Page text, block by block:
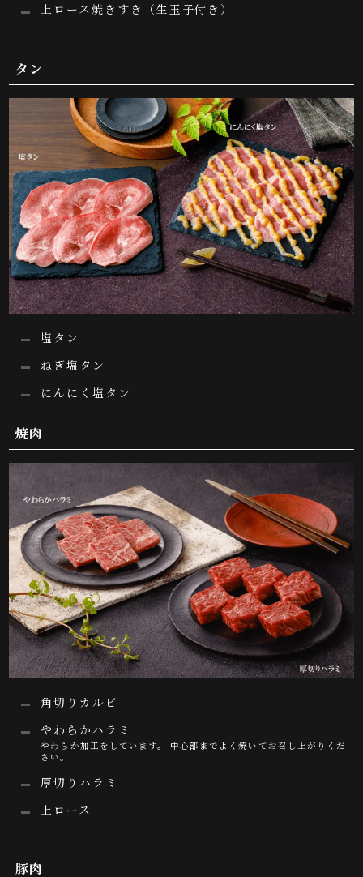
上ロース焼きすき（生玉子付き）
タン
塩タン
ねぎ塩タン
にんにく塩タン
焼肉
角切りカルビ
やわらかハラミ
やわらか加工をしています。 中心部までよく焼いてお召し上がりくだ
さい。
厚切りハラミ
上ロース
豚肉